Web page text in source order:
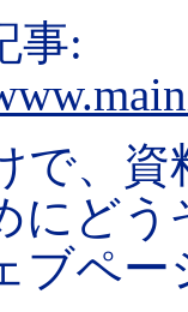
事:
で、
にど
ブペ